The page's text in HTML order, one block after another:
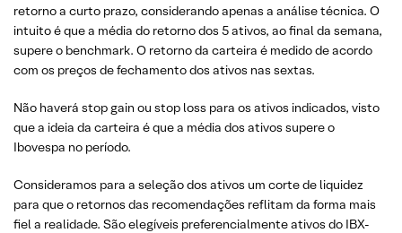
retorno a curto prazo, considerando apenas a análise técnica. O
intuito é que a média do retorno dos 5 ativos, ao final da semana,
supere o benchmark. O retorno da carteira é medido de acordo
com os preços de fechamento dos ativos nas sextas.
Não haverá stop gain ou stop loss para os ativos indicados, visto
que a ideia da carteira é que a média dos ativos supere o
Ibovespa no período.
Consideramos para a seleção dos ativos um corte de liquidez
para que o retornos das recomendações reflitam da forma mais
fiel a realidade. São elegíveis preferencialmente ativos do IBX-